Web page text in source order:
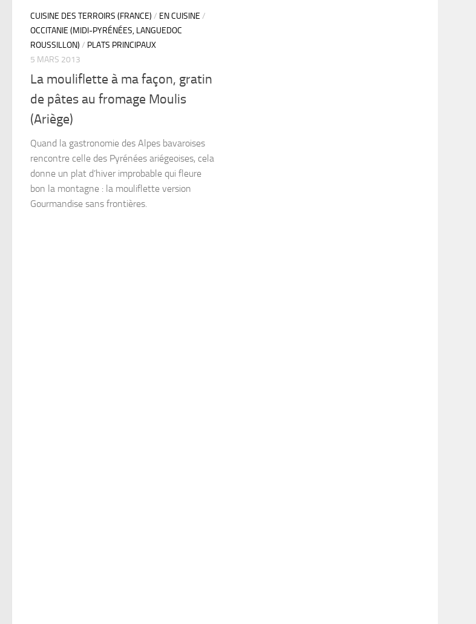
CUISINE DES TERROIRS (FRANCE) / EN CUISINE /
OCCITANIE (MIDI-PYRÉNÉES, LANGUEDOC
ROUSSILLON) / PLATS PRINCIPAUX
5 MARS 2013
La mouliflette à ma façon, gratin
de pâtes au fromage Moulis
(Ariège)
Quand la gastronomie des Alpes bavaroises
rencontre celle des Pyrénées ariégeoises, cela
donne un plat d’hiver improbable qui fleure
bon la montagne : la mouliflette version
Gourmandise sans frontières.